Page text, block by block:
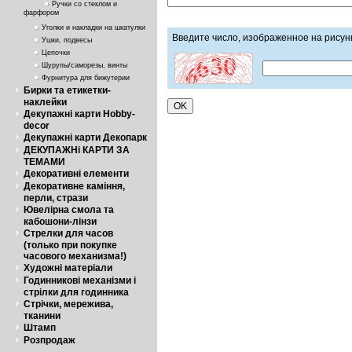
Ручки со стеклом и
фарфором
Уголки и накладки на шкатулки
Ушки, подвесы
Цепочки
Шурупы/саморезы, винты
Фурнитура для бижутерии
Бирки та етикетки-
наклейки
Декупажні карти Hobby-
decor
Декупажні карти Декопарк
ДЕКУПАЖНі КАРТИ ЗА
ТЕМАМИ
Декоративні елементи
Декоративне каміння,
перли, стрази
Ювелірна смола та
кабошони-лінзи
Стрелки для часов
(только при покупке
часового механизма!)
Художні матеріали
Годинникові механізми і
стрілки для годинника
Стрічки, мережива,
тканини
Штамп
Розпродаж
Введите число, изображенное на